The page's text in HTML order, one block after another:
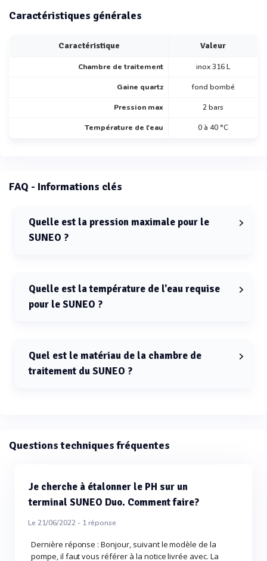
Caractéristiques générales
Caractéristique Valeur
Chambre de traitement inox 316 L
Gaine quartz fond bombé
Pression max 2 bars
Température de l'eau 0 à 40 °C
FAQ - Informations clés
Quelle est la pression maximale pour le
SUNEO ?
Quelle est la température de l'eau requise
pour le SUNEO ?
Quel est le matériau de la chambre de
traitement du SUNEO ?
Questions techniques fréquentes
Je cherche à étalonner le PH sur un
terminal SUNEO Duo. Comment faire?
Le 21/06/2022 - 1réponse
Dernière réponse : Bonjour, suivant le modèle de la
pompe, il faut vous référer à la notice livrée avec. La